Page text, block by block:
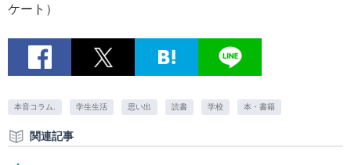
ケート）
本音コラム. 学生生活 思い出 読書 学校 本・書籍
関連記事